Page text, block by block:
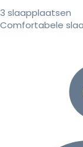
3 slaapplaatsen
Comfortabele